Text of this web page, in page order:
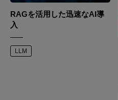
RAGを活用した迅速なAI導
入
LLM